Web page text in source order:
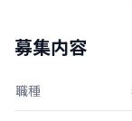
募集内容
職種